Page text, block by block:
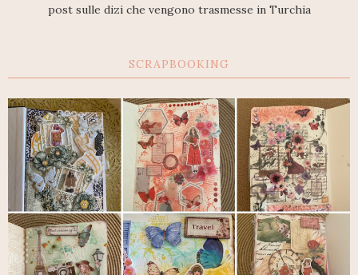
post sulle dizi che vengono trasmesse in Turchia
SCRAPBOOKING